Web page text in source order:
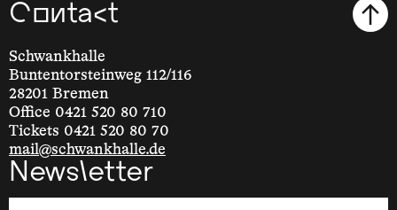
Contact
Schwankhalle
Buntentorsteinweg 112/116
28201 Bremen
Office 0421 520 80 710
Tickets 0421 520 80 70
mail@schwankhalle.de
Newsletter